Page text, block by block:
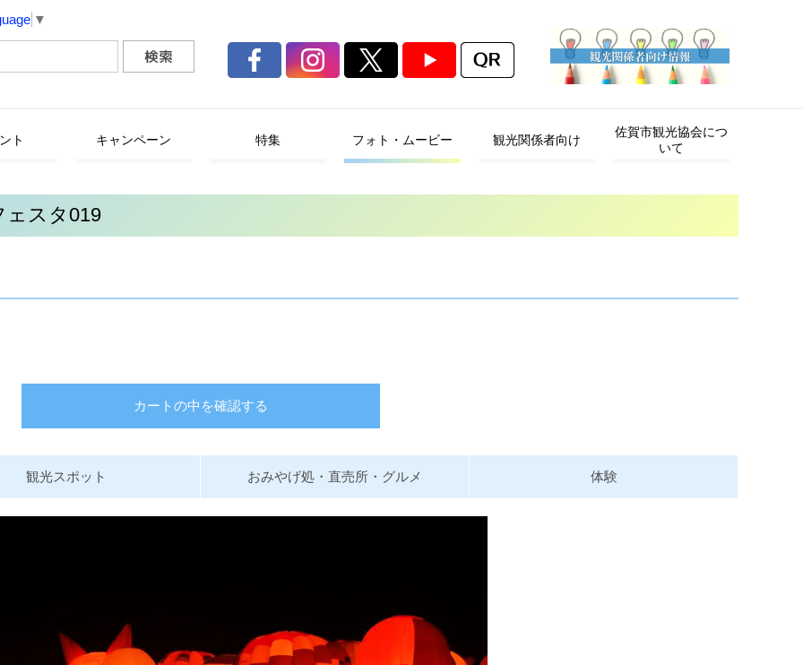
▼
ト キャンペーン 特集 フォト・ムービー 観光関係者向け
佐賀市観光協会につ
いて
ェスタ019
カートの中を確認する
観光スポット おみやげ処・直売所・グルメ 体験